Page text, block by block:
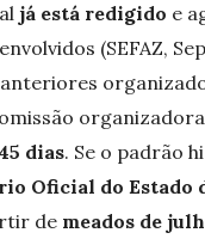
já está redigido e
(SEFAZ,
dias. Se o padrão
Oficial do Estado
de meados de